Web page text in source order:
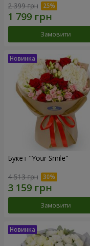
2 399 грн
Замовити
Букет "Your Smile"
4 513 грн
Замовити